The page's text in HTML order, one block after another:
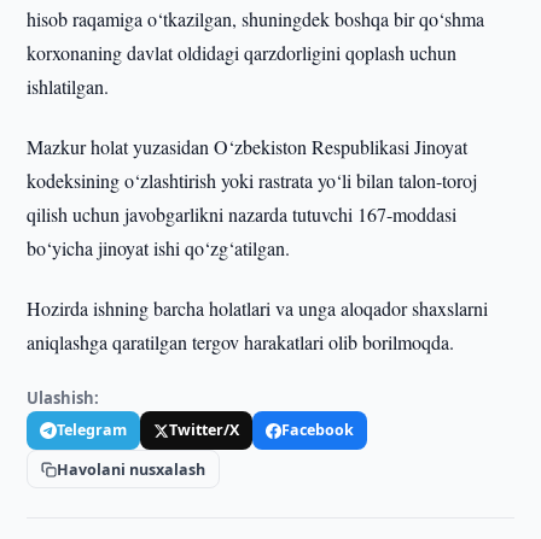
hisob raqamiga o‘tkazilgan, shuningdek boshqa bir qo‘shma
korxonaning davlat oldidagi qarzdorligini qoplash uchun
ishlatilgan.
Mazkur holat yuzasidan O‘zbekiston Respublikasi Jinoyat
kodeksining o‘zlashtirish yoki rastrata yo‘li bilan talon-toroj
qilish uchun javobgarlikni nazarda tutuvchi 167-moddasi
bo‘yicha jinoyat ishi qo‘zg‘atilgan.
Hozirda ishning barcha holatlari va unga aloqador shaxslarni
aniqlashga qaratilgan tergov harakatlari olib borilmoqda.
Ulashish:
Telegram Twitter/X
Facebook
Havolani nusxalash